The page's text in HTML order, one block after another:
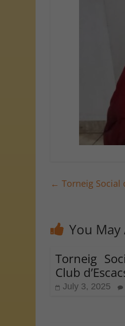
← Torneig Social
You May
Torneig
Club
July 3, 2025